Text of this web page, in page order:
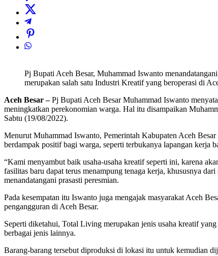
Pj Bupati Aceh Besar, Muhammad Iswanto
merupakan salah satu Industri Kreatif yang beroperasi di
Aceh Besar –Pj Bupati Aceh Besar Muhammad Iswanto
meningkatkan perekonomian warga. Hal itu disampaikan
Sabtu (19/08/2022).
Menurut Muhammad Iswanto, Pemerintah Kabupaten Aceh
berdampak positif bagi warga, seperti terbukanya lapangan kerja
“Kami menyambut baik usaha-usaha kreatif seperti ini, karena
fasilitas baru dapat terus menampung tenaga kerja, khususnya
menandatangani prasasti peresmian.
Pada kesempatan itu Iswanto juga mengajak masyarakat Aceh
pengangguran di Aceh Besar.
Seperti diketahui, Total Living merupakan jenis usaha kreatif
berbagai jenis lainnya.
Barang-barang tersebut diproduksi di lokasi itu untuk kemudian